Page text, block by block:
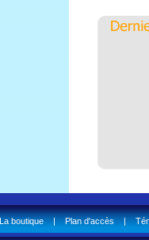
boutique|Plan d'accès|